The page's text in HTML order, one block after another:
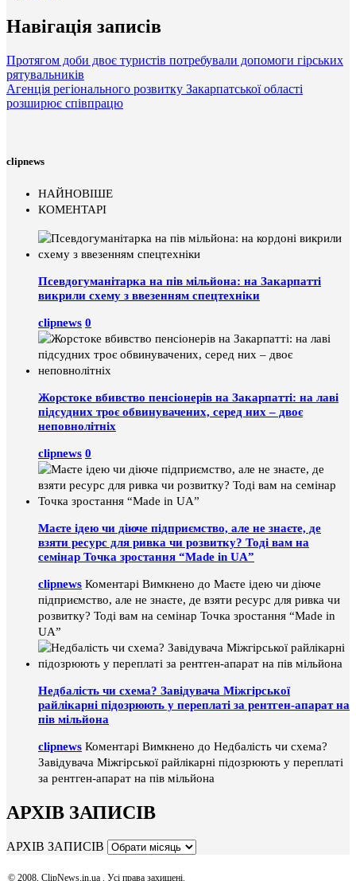
Навігація записів
Протягом доби двоє туристів потребували допомоги гірських
рятувальників
Агенція регіонального розвитку Закарпатської області
розширює співпрацю
clipnews
НАЙНОВІШЕ
КОМЕНТАРІ
Псевдогуманітарка на пів мільйона: на Закарпатті
викрили схему з ввезенням спецтехніки
clipnews 0
Жорстоке вбивство пенсіонерів на Закарпатті: на лаві
підсудних троє обвинувачених, серед них – двоє
неповнолітніх
clipnews 0
Маєте ідею чи діюче підприємство, але не знаєте, де
взяти ресурс для ривка чи розвитку? Тоді вам на
семінар Точка зростання “Made in UA”
clipnews Коментарі Вимкнено до Маєте ідею чи діюче
підприємство, але не знаєте, де взяти ресурс для ривка чи
розвитку? Тоді вам на семінар Точка зростання “Made in
UA”
Недбалість чи схема? Завідувача Міжгірської
райлікарні підозрюють у переплаті за рентген-апарат на
пів мільйона
clipnews Коментарі Вимкнено до Недбалість чи схема?
Завідувача Міжгірської райлікарні підозрюють у переплаті
за рентген-апарат на пів мільйона
АРХІВ ЗАПИСІВ
АРХІВ ЗАПИСІВ
© 2008, ClipNews.in.ua . Усі права захищені.